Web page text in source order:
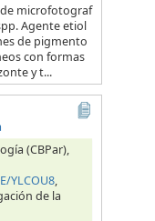
microfotograf
Agente etiol
de pigmento
con formas
y t...
(CBPar),
YLCOU8,
de la